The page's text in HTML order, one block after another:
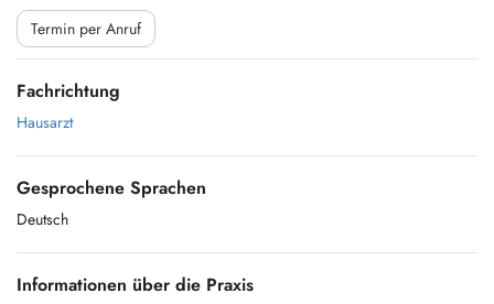
Termin per Anruf
Fachrichtung
Hausarzt
Gesprochene Sprachen
Deutsch
Informationen über die Praxis